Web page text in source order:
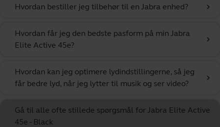
Hvordan bestiller jeg tilbehør til en Jabra enhed? chevron_right
Hvordan får jeg den bedste pasform på min Jabra
Elite Active 45e?
chevron_right
Hvordan kan jeg optimere lydindstillingerne, så jeg
får bedre lyd, når jeg lytter til musik og ser video?
chevron_right
Gå til alle ofte stillede spørgsmål for Jabra Elite Active
45e - Black